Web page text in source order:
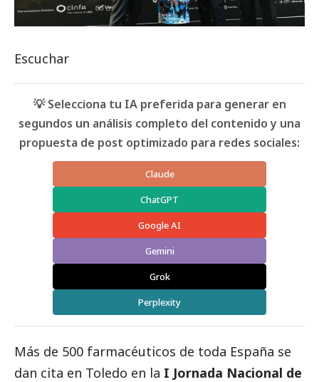
Escuchar
💡 Selecciona tu IA preferida para generar en
segundos un análisis completo del contenido y una
propuesta de post optimizado para redes sociales:
Claude
ChatGPT
Google AI
Gemini
Grok
Perplexity
Más de 500 farmacéuticos de toda España se
dan cita en Toledo en la I Jornada Nacional de